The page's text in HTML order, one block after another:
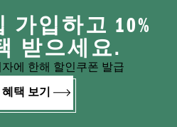
가입하고 10%
받으세요.
에 한해 할인쿠폰 발급
택 보기